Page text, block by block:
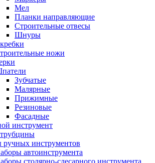
Мел
Планки направляющие
Строительные отвесы
Шнуры
ножи
Зубчатые
Малярные
Прижимные
Резиновые
Фасадные
инструмент
инструментов
автоинструмента
столярно-слесарного инструмента